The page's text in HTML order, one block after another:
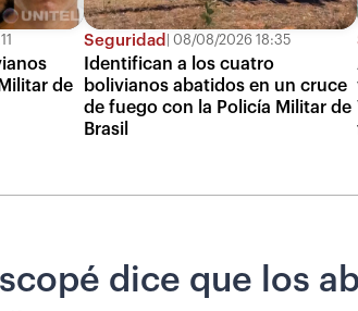
de
Seguridad 08/08/2026 18:35
Identifican a los cuatro
bolivianos abatidos en un cruce
de fuego con la Policía Militar de
Brasil
dice que los